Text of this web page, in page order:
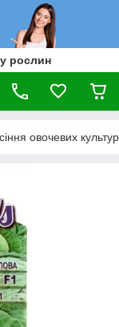
рослин
овочевих культур